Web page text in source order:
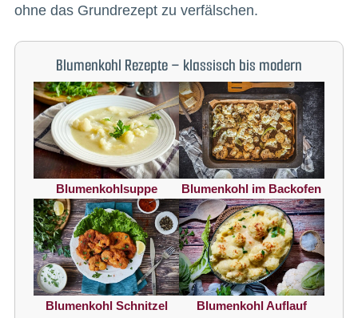
ohne das Grundrezept zu verfälschen.
Blumenkohl Rezepte – klassisch bis modern
Blumenkohlsuppe Blumenkohl im Backofen
Blumenkohl Schnitzel Blumenkohl Auflauf